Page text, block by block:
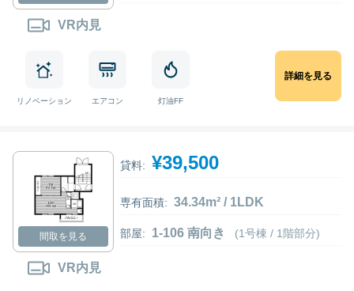
VR内見
リノベーション エアコン 灯油FF
詳細を見る
間取を見る
VR内見
貸料: ¥39,500
専有面積: 34.34m² / 1LDK
部屋: 1-106 南向き (1号棟 / 1階部分)